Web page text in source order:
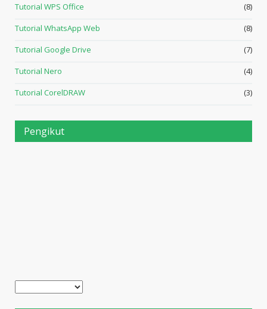
Tutorial WPS Office
(8)
Tutorial WhatsApp Web
(8)
Tutorial Google Drive
(7)
Tutorial Nero
(4)
Tutorial CorelDRAW
(3)
Pengikut